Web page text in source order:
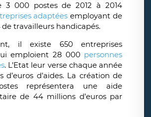
3 000 postes de 2012 à 2014
adaptées employant de
de travailleurs handicapés.
il existe 650 entreprises
emploient 28 000 personnes
. L’Etat leur verse chaque année
d’euros d’aides. La création de
représentera une aide
de 44 millions d’euros par